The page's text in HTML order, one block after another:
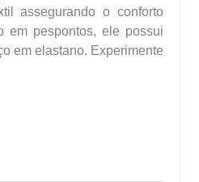
assegurando o conforto
em pespontos, ele possui
em elastano. Experimente